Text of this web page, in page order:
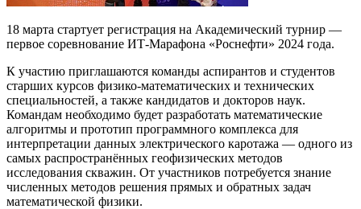
18 марта стартует регистрация на Академический турнир —
первое соревнование ИТ-Марафона «Роснефти» 2024 года.
К участию приглашаются команды аспирантов и студентов
старших курсов физико-математических и технических
специальностей, а также кандидатов и докторов наук.
Командам необходимо будет разработать математические
алгоритмы и прототип программного комплекса для
интерпретации данных электрического каротажа — одного из
самых распространённых геофизических методов
исследования скважин. От участников потребуется знание
численных методов решения прямых и обратных задач
математической физики.